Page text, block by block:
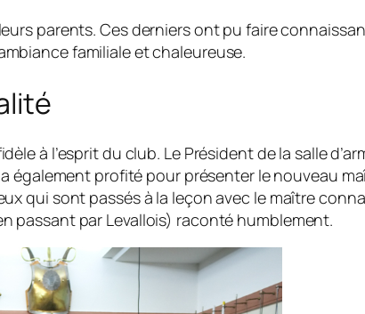
parents. Ces derniers ont pu faire
familiale et chaleureuse.
à l’esprit du club. Le Président de la salle
également profité pour présenter le nouveau
qui sont passés à la leçon avec le maître
passant par Levallois) raconté humblement.